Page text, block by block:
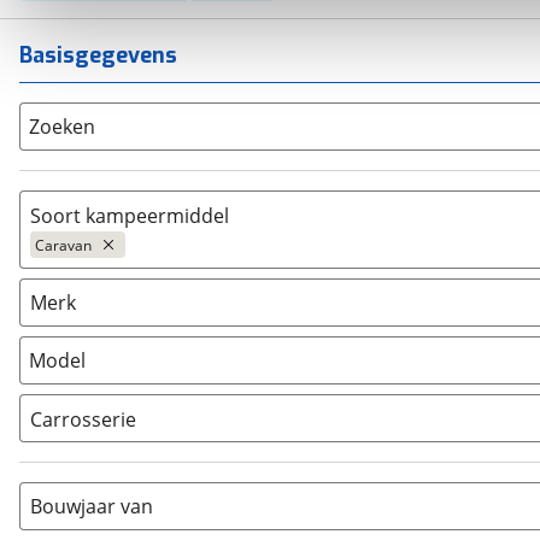
Basisgegevens
Zoeken
Soort kampeermiddel
Caravan
Caravan
Camper (7)
Vouwwagen
Merk
Model
Carrosserie
Alkoof (0)
Busmodel
Caravan (1175)
Bouwjaar van